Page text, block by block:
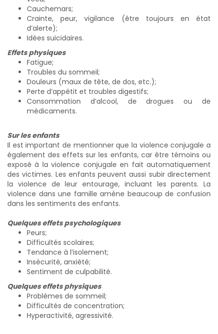
Cauchemars;
Crainte, peur, vigilance (être toujours en état
d’alerte);
Idées suicidaires.
Effets physiques
Fatigue;
Troubles du sommeil;
Douleurs (maux de tête, de dos, etc.);
Perte d’appétit et troubles digestifs;
Consommation d’alcool, de drogues ou de
médicaments.
Sur les enfants
Il est important de mentionner que la violence conjugale a
également des effets sur les enfants, car être témoins ou
exposé à la violence conjugale en fait automatiquement
des victimes. Les enfants peuvent aussi subir directement
la violence de leur entourage, incluant les parents. La
violence dans une famille amène beaucoup de confusion
dans les sentiments des enfants.
Quelques effets psychologiques
Peurs;
Difficultés scolaires;
Tendance à l’isolement;
Insécurité, anxiété;
Sentiment de culpabilité.
Quelques effets physiques
Problèmes de sommeil;
Difficultés de concentration;
Hyperactivité, agressivité.